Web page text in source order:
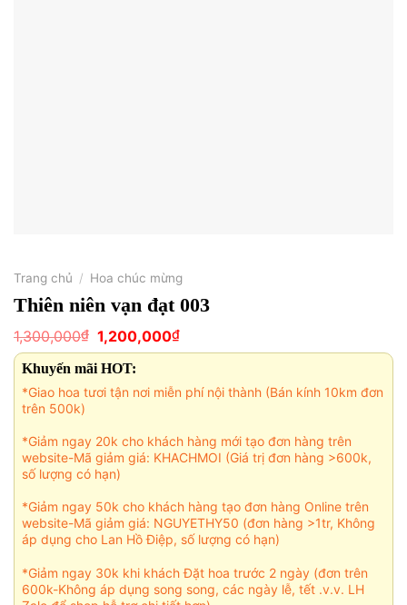
Trang chủ / Hoa chúc mừng
Thiên niên vạn đạt 003
1,300,000₫ Giá
gốc
là:
1,300,000₫.
1,200,000₫Giá
hiện
1,200,000₫.
Khuyến mãi HOT:
*Giao hoa tươi tận nơi miễn phí nội thành (Bán kính 10km đơn
trên 500k)
*Giảm ngay 20k cho khách hàng mới tạo đơn hàng trên
website-Mã giảm giá: KHACHMOI (Giá trị đơn hàng >600k,
số lượng có hạn)
*Giảm ngay 50k cho khách hàng tạo đơn hàng Online trên
website-Mã giảm giá: NGUYETHY50 (đơn hàng >1tr, Không
áp dụng cho Lan Hồ Điệp, số lượng có hạn)
*Giảm ngay 30k khi khách Đặt hoa trước 2 ngày (đơn trên
600k-Không áp dụng song song, các ngày lễ, tết .v.v. LH